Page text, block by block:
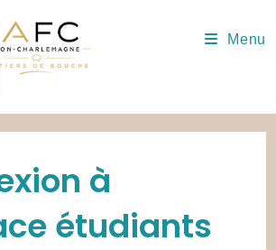
Menu
à
étudiants